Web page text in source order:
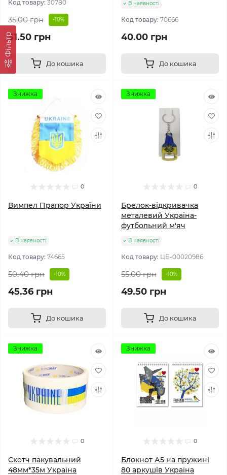
Фільтр
Код товару: 30780
35.00 грн -10%
31.50 грн
До кошика
В наявності
Код товару: 70666
40.00 грн
До кошика
Знижка
0
Вимпел Прапор України
В наявності
Код товару: 74665
50.40 грн -10%
45.36 грн
До кошика
Знижка
0
Брелок-відкривачка
металевий Україна-
футбольний м'яч
В наявності
Код товару: ЦБ-00020986
55.00 грн -10%
49.50 грн
До кошика
Знижка
0
Скотч пакувальний
48мм*35м Україна
Знижка
0
Блокнот А5 на пружині
80 аркушів Україна